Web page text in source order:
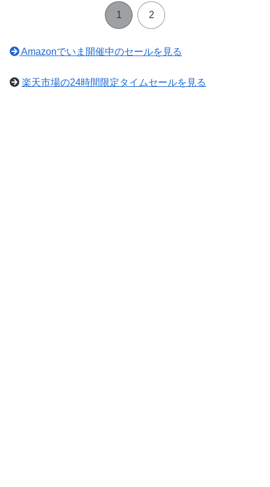
1 2
Amazonでいま開催中のセールを見る
楽天市場の24時間限定タイムセールを見る